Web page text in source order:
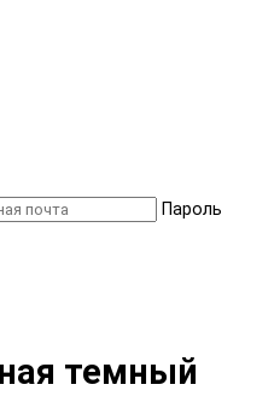
Пароль
темный